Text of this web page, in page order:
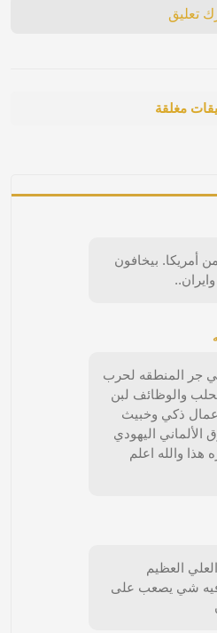
تعليق
مغلقة
أمريكا. بيخافون
جر المنطقه لحرب
والوظائف لبن
ذكي وخبيث
الألماني اليهودي
هذا والله اعلم
العظيم
فيه شي يصعب على